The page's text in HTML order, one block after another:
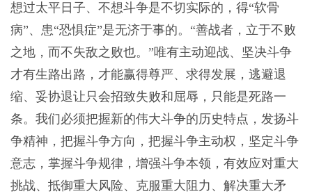
想过太平日子、不想斗争是不切实际的，得“软骨
病”、患“恐惧症”是无济于事的。“善战者，立于不败
之地，而不失敌之败也。”唯有主动迎战、坚决斗争
才有生路出路，才能赢得尊严、求得发展，逃避退
缩、妥协退让只会招致失败和屈辱，只能是死路一
条。我们必须把握新的伟大斗争的历史特点，发扬斗
争精神，把握斗争方向，把握斗争主动权，坚定斗争
意志，掌握斗争规律，增强斗争本领，有效应对重大
挑战、抵御重大风险、克服重大阻力、解决重大矛